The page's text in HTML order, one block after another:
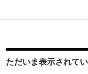
ン
ただいま表示されて